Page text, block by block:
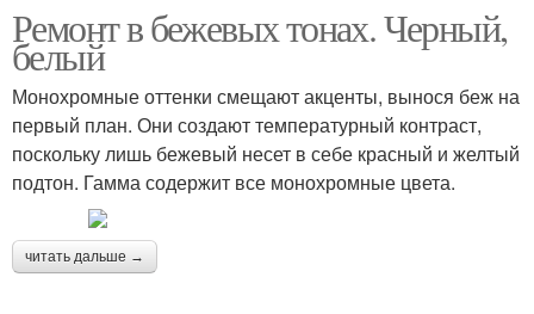
Ремонт в бежевых тонах. Черный,
белый
Монохромные оттенки смещают акценты, вынося беж на
первый план. Они создают температурный контраст,
поскольку лишь бежевый несет в себе красный и желтый
подтон. Гамма содержит все монохромные цвета.
читать дальше →